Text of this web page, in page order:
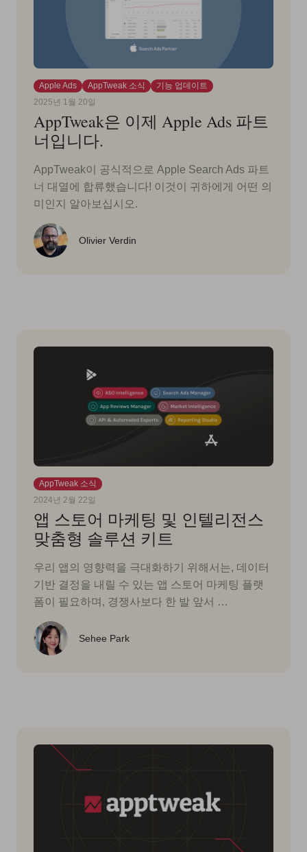
Apple Ads AppTweak 소식
기능 업데이트
2025년 1월 20일
AppTweak은 이제 Apple Ads 파트
너입니다.
AppTweak이 공식적으로 Apple Search Ads 파트
너 대열에 합류했습니다! 이것이 귀하에게 어떤 의
미인지 알아보십시오.
Olivier Verdin
AppTweak 소식
2024년 2월 22일
앱 스토어 마케팅 및 인텔리전스
맞춤형 솔루션 키트
우리 앱의 영향력을 극대화하기 위해서는, 데이터
기반 결정을 내릴 수 있는 앱 스토어 마케팅 플랫
폼이 필요하며, 경쟁사보다 한 발 앞서 …
Sehee Park